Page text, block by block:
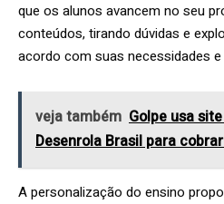
que os alunos avancem no seu
conteúdos, tirando dúvidas e
acordo com suas necessidades
veja também Golpe usa
Desenrola Brasil para
A personalização do ensino